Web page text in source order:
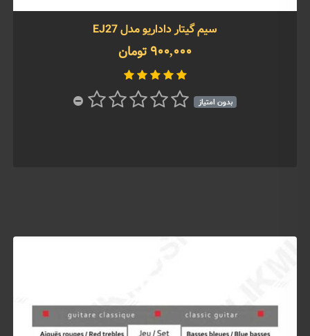
سیم گیتار داداریو مدل EJ27
900,000 تومان
بدون امتیاز